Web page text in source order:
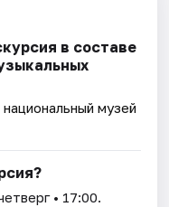
в составе
национальный музей
• 17:00.